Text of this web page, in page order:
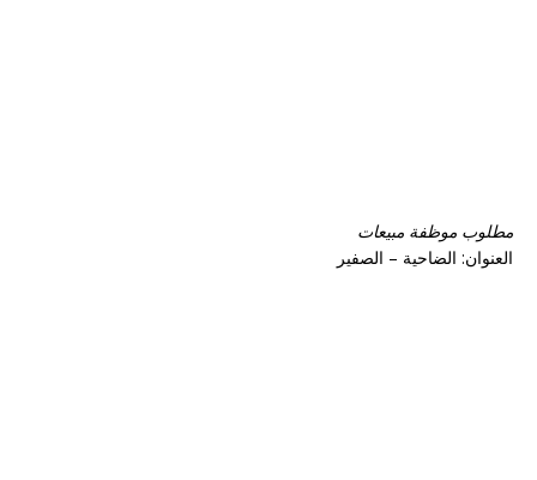
مطلوب موظفة مبيعات
العنوان: الضاحية – الصفير